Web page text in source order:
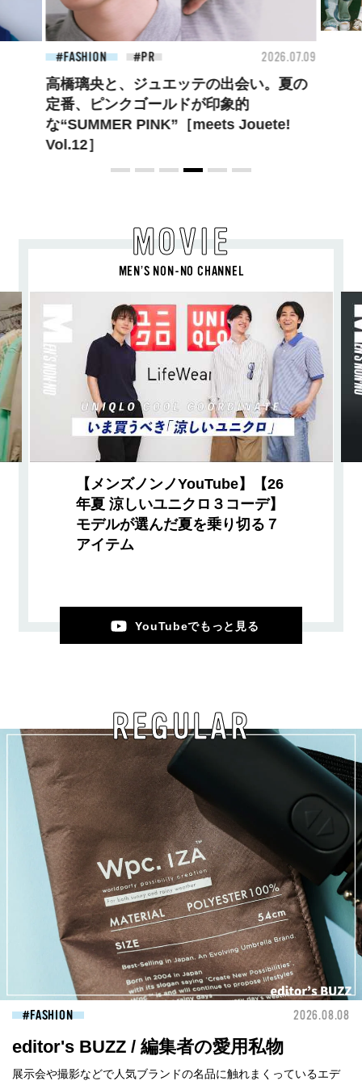
FASHION 2026.07.09
高橋璃央と、ジュエッテの出会い。夏の
定番、ピンクゴールドが印象的
な“SUMMER PINK”［meets Jouete!
Vol.12］
MOVIE
MEN’S NON-NO CHANNEL
【メンズノンノYouTube】【26
年夏 涼しいユニクロ３コーデ】
モデルが選んだ夏を乗り切る７
アイテム
YouTubeでもっと見る
REGULAR
FASHION 2026.08.08
editor's BUZZ / 編集者の愛用私物
展示会や撮影などで人気ブランドの名品に触れまくっているエデ